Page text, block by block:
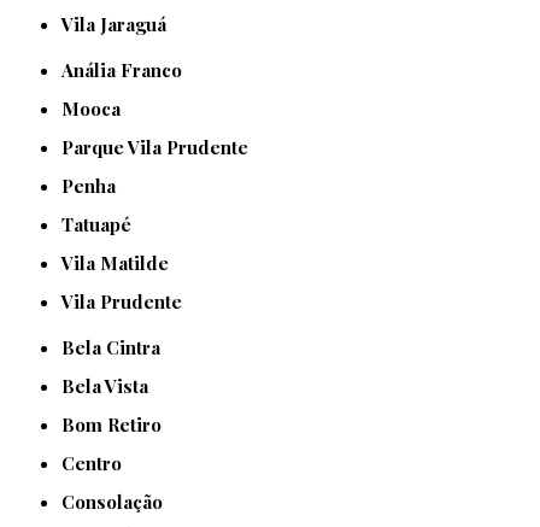
Vila Jaraguá
Anália Franco
Mooca
Parque Vila Prudente
Penha
Tatuapé
Vila Matilde
Vila Prudente
Bela Cintra
Bela Vista
Bom Retiro
Centro
Consolação